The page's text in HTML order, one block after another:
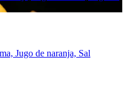
Jugo de naranja, Sal